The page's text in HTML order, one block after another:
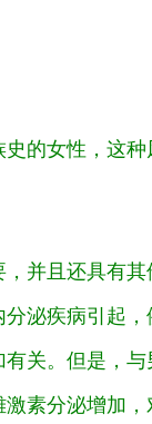
的女性，这种
并且还具有其
泌疾病引起，
关。但是，与
素分泌增加，